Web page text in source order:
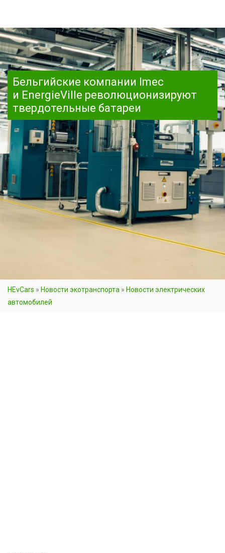
Бельгийские компании Imec
и EnergieVille революционизируют
твердотельные батареи
HEvCars » Новости экотранспорта » Новости электрических
автомобилей